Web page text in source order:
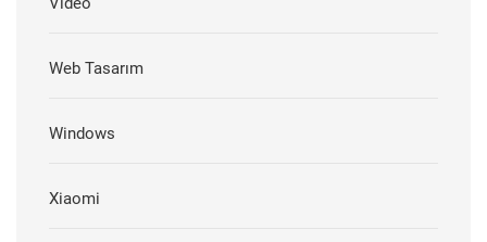
Web Tasarım
Windows
Xiaomi